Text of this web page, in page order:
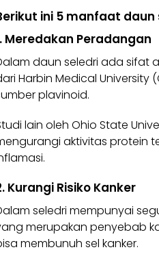
ini 5 manfaat daun
Meredakan Peradangan
daun seledri ada sifat
Harbin Medical
plavinoid.
lain oleh Ohio State
aktivitas protein
Kurangi Risiko Kanker
seledri mempunyai
merupakan penyebab
membunuh sel kanker.